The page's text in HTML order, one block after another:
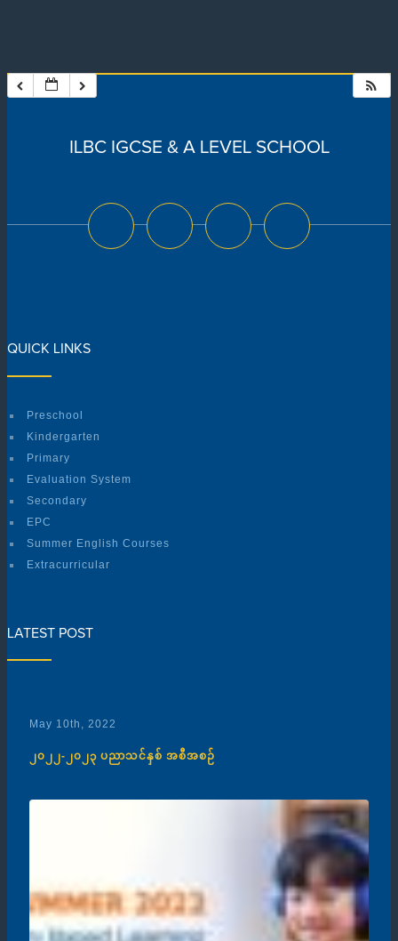
ILBC IGCSE & A LEVEL SCHOOL
QUICK LINKS
Preschool
Kindergarten
Primary
Evaluation System
Secondary
EPC
Summer English Courses
Extracurricular
LATEST POST
May 10th, 2022
၂၀၂၂-၂၀၂၃ ပညာသင်နှစ် အစီအစဉ်